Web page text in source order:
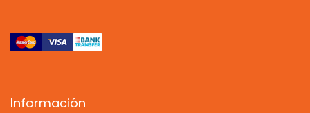
Información